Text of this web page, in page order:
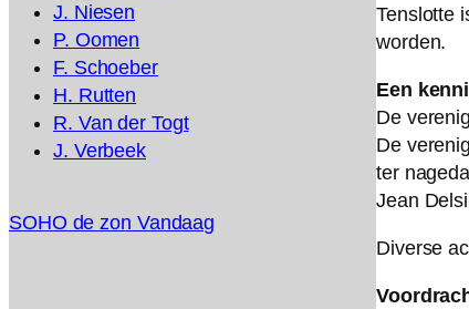
J. Niesen
P. Oomen
F. Schoeber
H. Rutten
R. Van der Togt
J. Verbeek
SOHO de zon Vandaag
Tenslotte
worden.
Een
De
De
ter
Jean
Diverse